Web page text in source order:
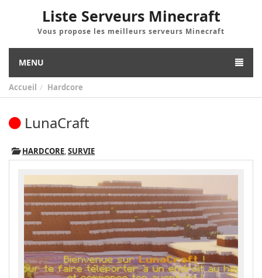
Liste Serveurs Minecraft
Vous propose les meilleurs serveurs Minecraft
MENU
Accueil Hardcore
LunaCraft
HARDCORE,SURVIE